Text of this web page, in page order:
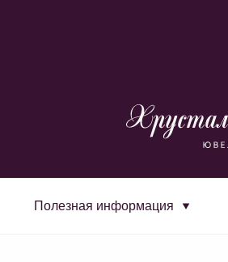
Полезная информация